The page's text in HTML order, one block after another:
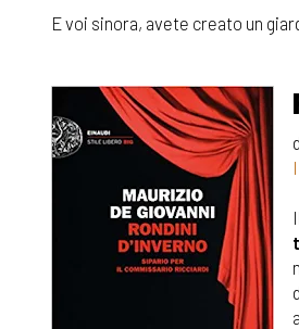
E voi sinora, avete creato un